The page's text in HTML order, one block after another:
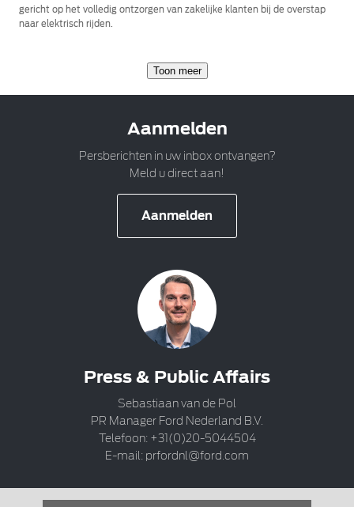
gericht op het volledig ontzorgen van zakelijke klanten bij de overstap
naar elektrisch rijden.
Toon meer
Aanmelden
Persberichten in uw inbox ontvangen?
Meld u direct aan!
Aanmelden
Press & Public Affairs
Sebastiaan van de Pol
PR Manager Ford Nederland B.V.
Telefoon: +31(0)20-5044504
E-mail: prfordnl@ford.com